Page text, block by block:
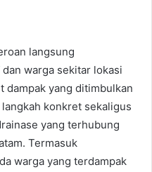
langsung
warga sekitar lokasi
dampak yang ditimbulkan
konkret sekaligus
yang terhubung
Termasuk
warga yang terdampak